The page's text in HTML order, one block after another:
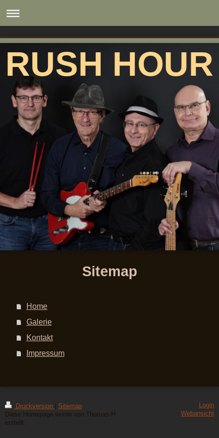
RUSH HOUR
Sitemap
Home
Galerie
Kontakt
Impressum
Druckversion
Sitemap
Diese Homepage wurde von Thomas-H
erstellt.
Login
Webansicht